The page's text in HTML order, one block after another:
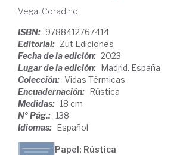
Vega, Coradino
ISBN: 9788412767414
Editorial: Zut Ediciones
Fecha de la edición: 2023
Lugar de la edición: Madrid. España
Colección: Vidas Térmicas
Encuadernación: Rústica
Medidas: 18 cm
Nº Pág.: 138
Idiomas: Español
Papel: Rústica